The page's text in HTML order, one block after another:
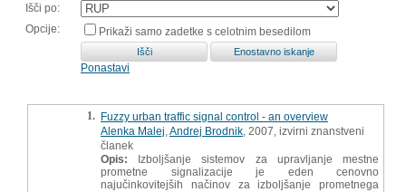
Išči po:
Opcije:
Prikaži samo zadetke s celotnim besedilom
Ponastavi
1. Fuzzy urban traffic signal control - an overview
Alenka Malej Andrej Brodnik , 2007, izvirni znanstveni
članek
Opis: Izboljšanje sistemov za upravljanje mestne
prometne signalizacije je eden cenovno
najučinkovitejših načinov za izboljšanje prometnega